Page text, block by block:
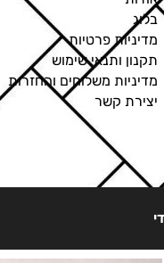
בלוג
מדיניות פרטיות
תקנון ותנאי שימוש
מדיניות משלוחים והחזרות
יצירת קשר